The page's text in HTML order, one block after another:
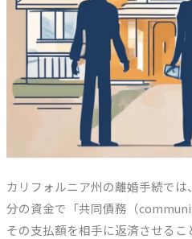
カリフォルニア州の離婚手続で
分の資金で「共同債務（
その支払額を相手に返済させるこ